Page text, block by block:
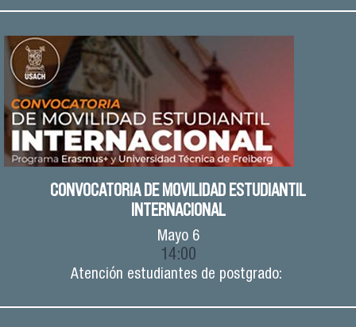
CONVOCATORIA DE MOVILIDAD ESTUDIANTIL
INTERNACIONAL
Mayo6
14:00
Atención estudiantes de postgrado: